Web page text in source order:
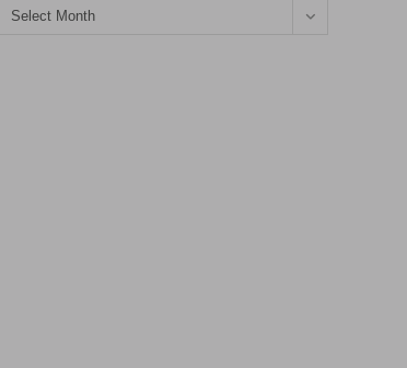
Archives
Select Month